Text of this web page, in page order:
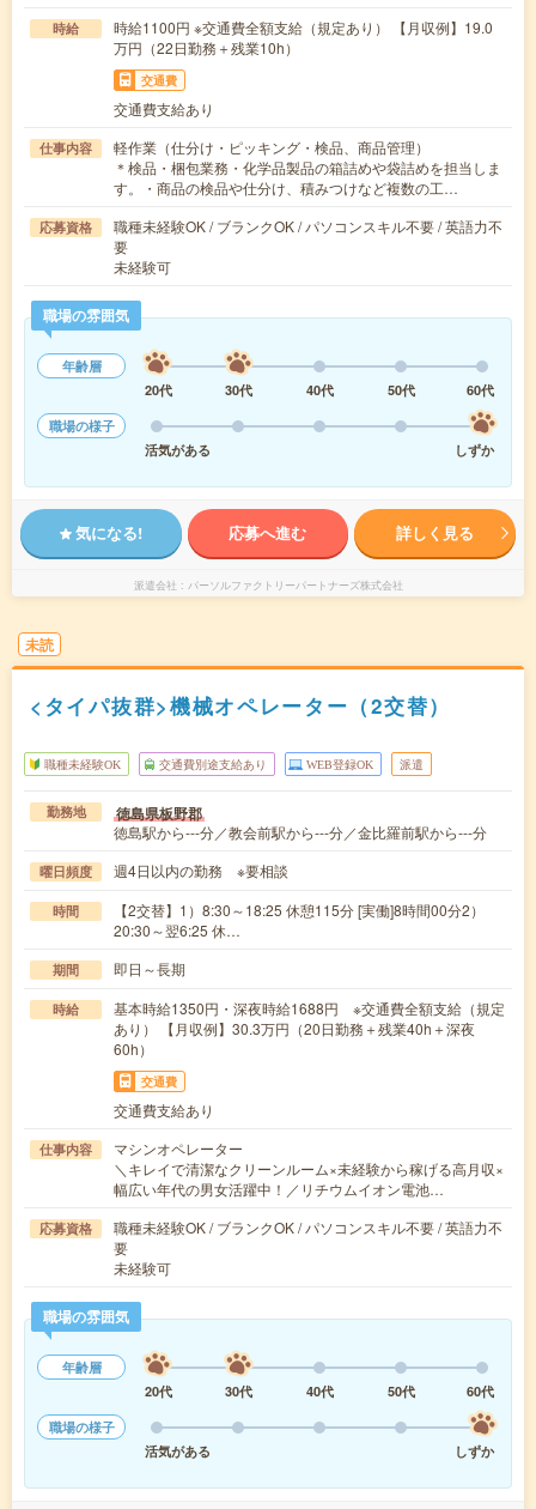
時給
時給1100円 ※交通費全額支給（規定あり） 【月収例】19.0
万円（22日勤務＋残業10h）
交通費
交通費支給あり
仕事内容
軽作業（仕分け・ピッキング・検品、商品管理）
＊検品・梱包業務・化学品製品の箱詰めや袋詰めを担当しま
す。・商品の検品や仕分け、積みつけなど複数の工…
応募資格
職種未経験OK / ブランクOK / パソコンスキル不要 / 英語力不
要
未経験可
職場の雰囲気
年齢層
20代
30代 40代 50代
60代
職場の様子
活気がある
しずか
気になる! 応募へ進む 詳しく見る
派遣会社 パーソルファクトリーパートナーズ株式会社
未読
<タイパ抜群>機械オペレーター（2交替）
職種未経験OK 交通費別途支給あり WEB登録OK 派遣
勤務地 徳島県板野郡
徳島駅から---分／教会前駅から---分／金比羅前駅から---分
曜日頻度 週4日以内の勤務 ※要相談
時間
【2交替】1）8:30～18:25 休憩115分 [実働]8時間00分2）
20:30～翌6:25 休…
期間 即日～長期
時給
基本時給1350円・深夜時給1688円 ※交通費全額支給（規定
あり） 【月収例】30.3万円（20日勤務＋残業40h＋深夜
60h）
交通費
交通費支給あり
仕事内容
マシンオペレーター
＼キレイで清潔なクリーンルーム×未経験から稼げる高月収×
幅広い年代の男女活躍中！／リチウムイオン電池…
応募資格
職種未経験OK / ブランクOK / パソコンスキル不要 / 英語力不
要
未経験可
職場の雰囲気
年齢層
20代
30代 40代 50代
60代
職場の様子
活気がある
しずか